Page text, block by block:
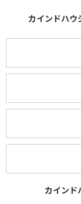
カインドハウ
カインド